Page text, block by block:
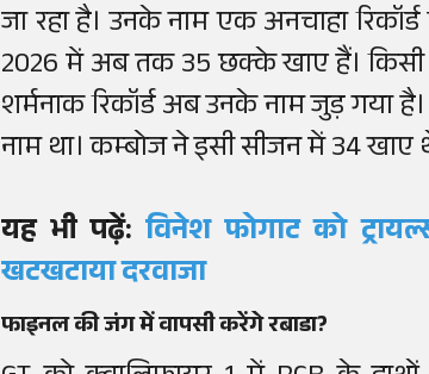
जा रहा है। उनके नाम एक अनचाहा
2026 में अब तक 35 छक्के खाए हैं।
शर्मनाक रिकॉर्ड अब उनके नाम जुड़ गया
नाम था। कम्बोज ने इसी सीजन में 34 खाए
यह भी पढ़ें:विनेश फोगाट को
खटखटाया दरवाजा
फाइनल की जंग में वापसी करेंगे रबाडा?